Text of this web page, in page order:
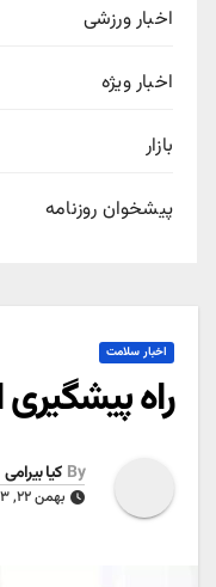
اخبار ورزشی
اخبار ویژه
بازار
پیشخوان روزنامه
اخبار سلامت
راه
By کیا بیرامی
بهمن ۲۲, ۱۴۰۳